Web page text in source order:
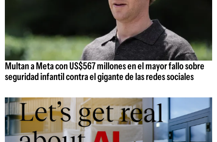
Multan a Meta con US$567 millones en el mayor fallo sobre
seguridad infantil contra el gigante de las redes sociales